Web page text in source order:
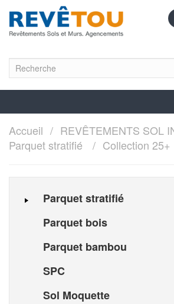
Accueil
REVÊTEMENTS SOL
Parquet stratifié
Collection 25+
Parquet stratifié
Parquet bois
Parquet bambou
SPC
Sol Moquette